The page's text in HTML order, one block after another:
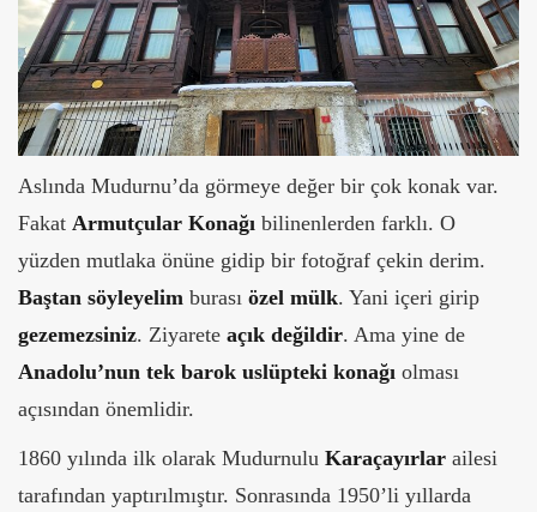
Aslında Mudurnu’da görmeye değer bir çok konak var.
Fakat Armutçular Konağı bilinenlerden farklı. O
yüzden mutlaka önüne gidip bir fotoğraf çekin derim.
Baştan söyleyelim burası özel mülk. Yani içeri girip
gezemezsiniz. Ziyarete açık değildir. Ama yine de
Anadolu’nun tek barok uslüpteki konağı olması
açısından önemlidir.
1860 yılında ilk olarak Mudurnulu Karaçayırlar ailesi
tarafından yaptırılmıştır. Sonrasında 1950’li yıllarda